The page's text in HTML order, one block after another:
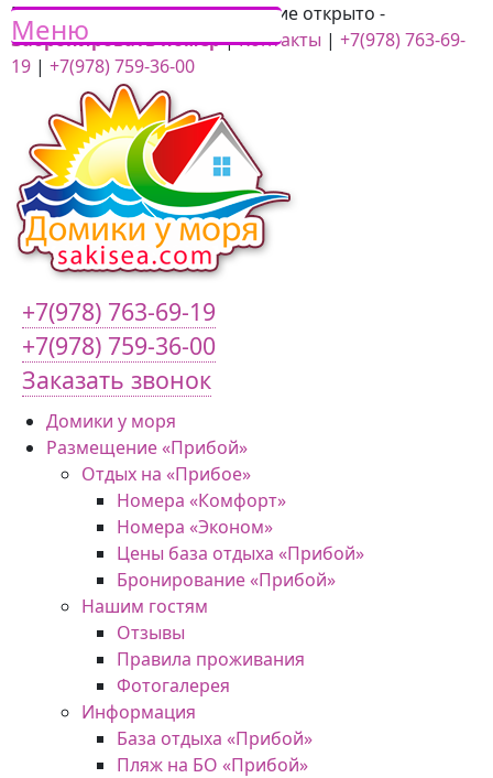
Крым лето 2022- Бронирование открыто -
Забронировать номер|Контакты | +7(978) 763-69-
19 | +7(978) 759-36-00
+7(978) 763-69-19
+7(978) 759-36-00
Заказать звонок
Домики у моря
Размещение «Прибой»
Отдых на «Прибое»
Номера «Комфорт»
Номера «Эконом»
Цены база отдыха «Прибой»
Бронирование «Прибой»
Нашим гостям
Отзывы
Правила проживания
Фотогалерея
Информация
База отдыха «Прибой»
Пляж на БО «Прибой»